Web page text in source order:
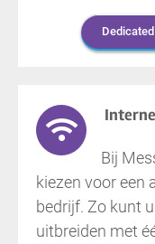
Bij
kiezen voor een
bedrijf. Zo kunt
uitbreiden met